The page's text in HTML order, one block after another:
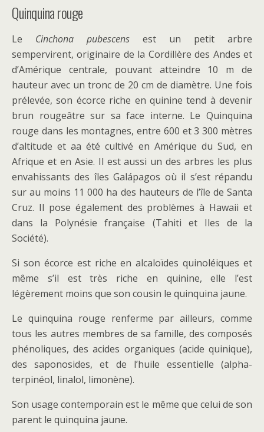
Quinquina rouge
Le Cinchona pubescens est un petit arbre
sempervirent, originaire de la Cordillère des Andes et
d’Amérique centrale, pouvant atteindre 10 m de
hauteur avec un tronc de 20 cm de diamètre. Une fois
prélevée, son écorce riche en quinine tend à devenir
brun rougeâtre sur sa face interne. Le Quinquina
rouge dans les montagnes, entre 600 et 3 300 mètres
d’altitude et aa été cultivé en Amérique du Sud, en
Afrique et en Asie. Il est aussi un des arbres les plus
envahissants des îles Galápagos où il s’est répandu
sur au moins 11 000 ha des hauteurs de l’île de Santa
Cruz. Il pose également des problèmes à Hawaii et
dans la Polynésie française (Tahiti et Iles de la
Société).
Si son écorce est riche en alcaloïdes quinoléiques et
même s’il est très riche en quinine, elle l’est
légèrement moins que son cousin le quinquina jaune.
Le quinquina rouge renferme par ailleurs, comme
tous les autres membres de sa famille, des composés
phénoliques, des acides organiques (acide quinique),
des saponosides, et de l’huile essentielle (alpha-
terpinéol, linalol, limonène).
Son usage contemporain est le même que celui de son
parent le quinquina jaune.